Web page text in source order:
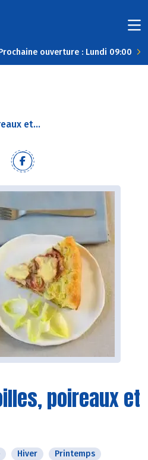
ouverture : Lundi 09:00
et...
poireaux et
Hiver Printemps